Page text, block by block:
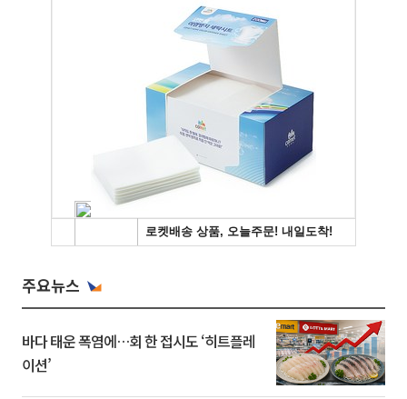
주요뉴스
바다 태운 폭염에…회 한 접시도 ‘히트플레
이션’